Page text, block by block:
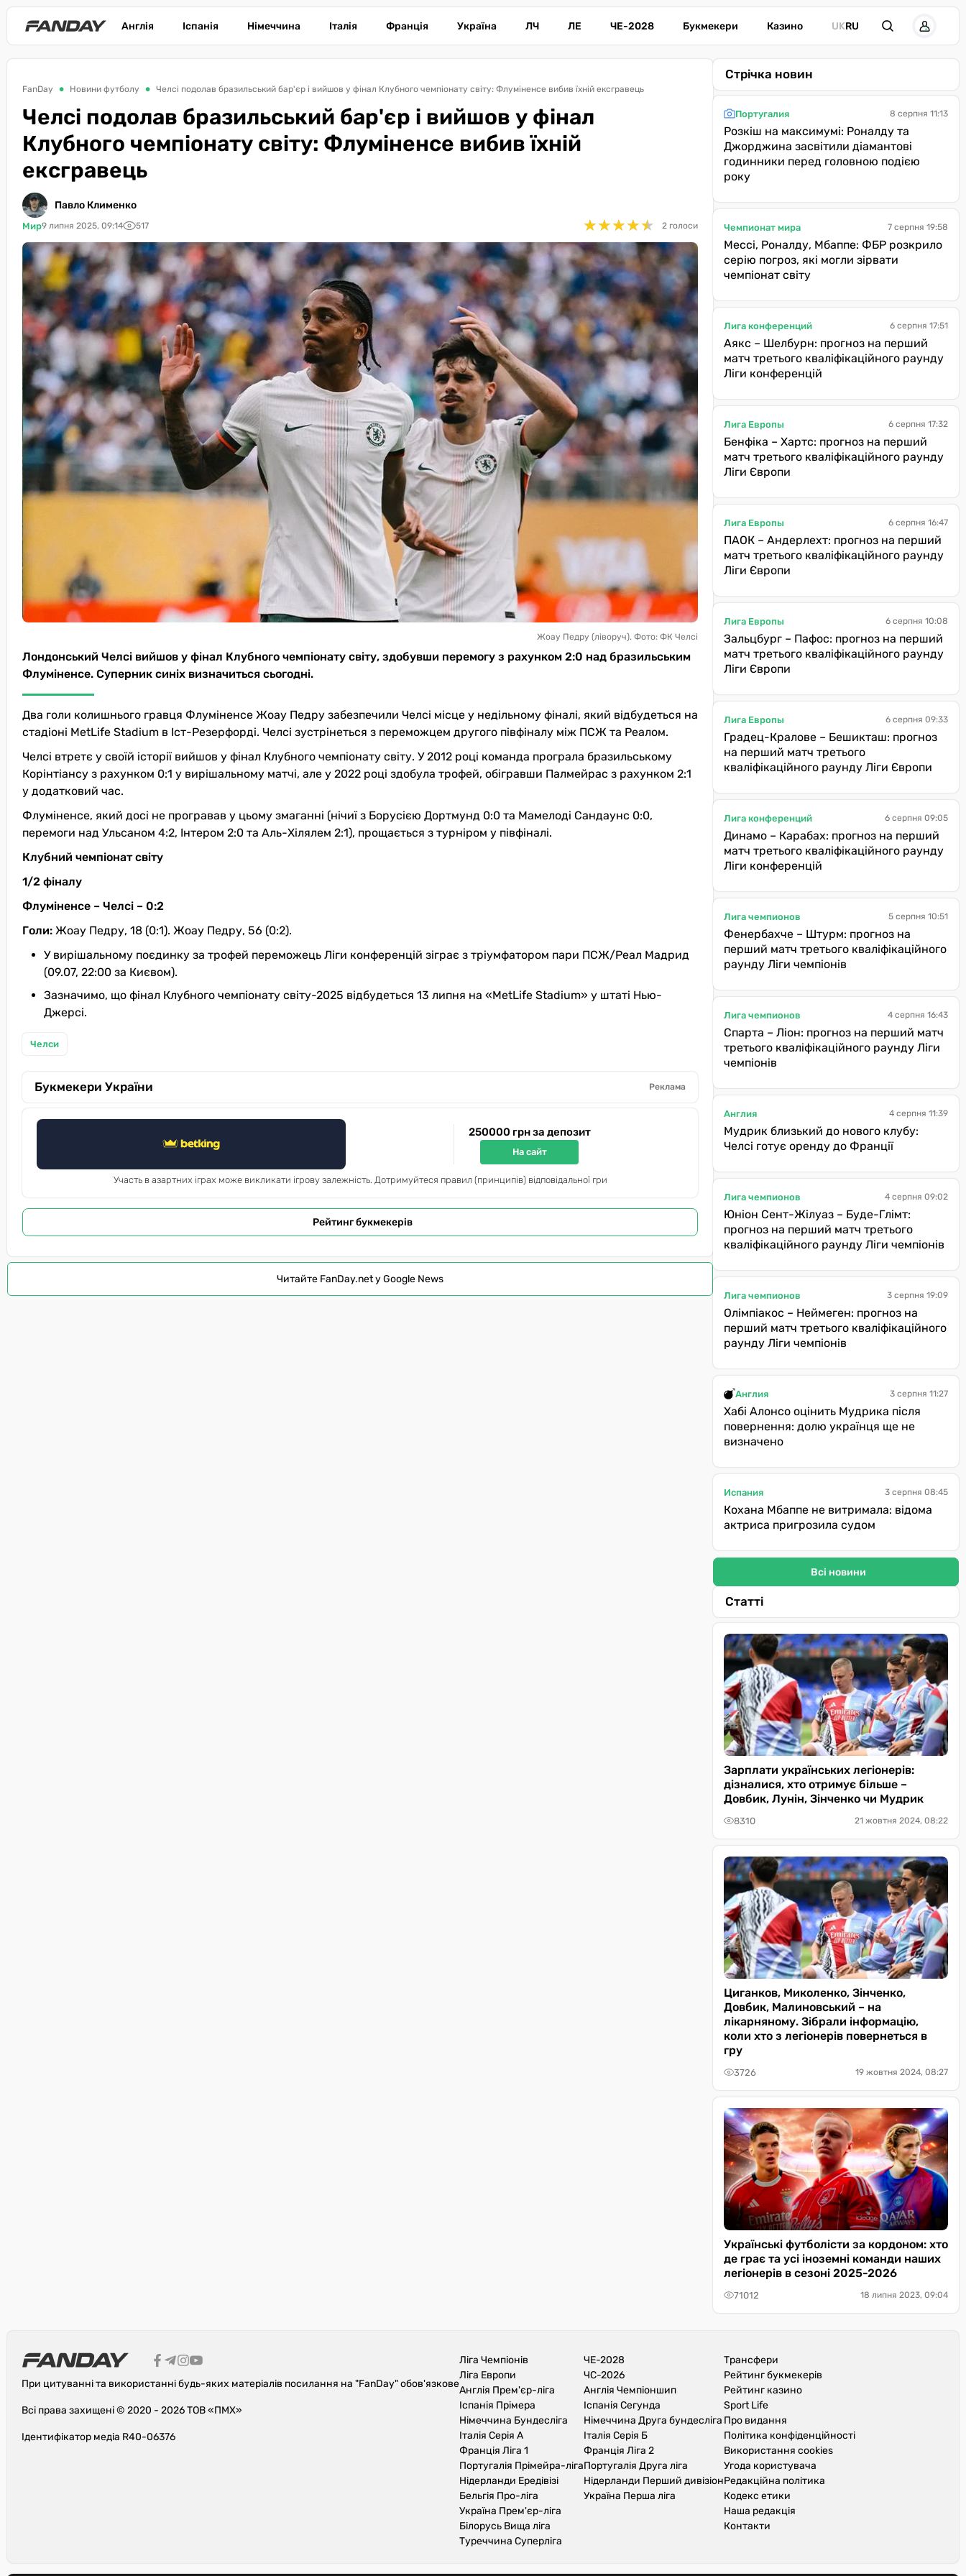
Англія Іспанія Німеччина Італія Франція Україна ЛЧ ЛЕ ЧЕ-2028 Букмекери Казино UKRU
FanDay Новини футболу Челсі подолав бразильський бар'єр і вийшов у фінал Клубного чемпіонату світу: Флуміненсе вибив їхній ексгравець
Челсі подолав бразильський бар'єр і вийшов у фінал
Клубного чемпіонату світу: Флуміненсе вибив їхній
ексгравець
Павло Клименко
Мир9 липня 2025, 09:14 517 ★★★★★
★★★★★ 2 голоси
Жоау Педру (ліворуч). Фото: ФК Челсі
Лондонський Челсі вийшов у фінал Клубного чемпіонату світу, здобувши перемогу з рахунком 2:0 над бразильським
Флуміненсе. Суперник синіх визначиться сьогодні.
Два голи колишнього гравця Флуміненсе Жоау Педру забезпечили Челсі місце у недільному фіналі, який відбудеться на
стадіоні MetLife Stadium в Іст-Резерфорді. Челсі зустрінеться з переможцем другого півфіналу між ПСЖ та Реалом.
Челсі втретє у своїй історії вийшов у фінал Клубного чемпіонату світу. У 2012 році команда програла бразильському
Корінтіансу з рахунком 0:1 у вирішальному матчі, але у 2022 році здобула трофей, обігравши Палмейрас з рахунком 2:1
у додатковий час.
Флуміненсе, який досі не програвав у цьому змаганні (нічиї з Борусією Дортмунд 0:0 та Мамелоді Сандаунс 0:0,
перемоги над Ульсаном 4:2, Інтером 2:0 та Аль-Хілялем 2:1), прощається з турніром у півфіналі.
Клубний чемпіонат світу
1/2 фіналу
Флуміненсе – Челсі – 0:2
Голи: Жоау Педру, 18 (0:1). Жоау Педру, 56 (0:2).
У вирішальному поєдинку за трофей переможець Ліги конференцій зіграє з тріумфатором пари ПСЖ/Реал Мадрид
(09.07, 22:00 за Києвом).
Зазначимо, що фінал Клубного чемпіонату світу-2025 відбудеться 13 липня на «MetLife Stadium» у штаті Нью-
Джерсі.
Челси
Букмекери України Реклама
250000 грн за депозит
На сайт
Участь в азартних іграх може викликати ігрову залежність. Дотримуйтеся правил (принципів) відповідальної гри
Рейтинг букмекерів
Читайте FanDay.net у Google News
Стрічка новин
Португалия 8 серпня 11:13
Розкіш на максимумі: Роналду та
Джорджина засвітили діамантові
годинники перед головною подією
року
Чемпионат мира 7 серпня 19:58
Мессі, Роналду, Мбаппе: ФБР розкрило
серію погроз, які могли зірвати
чемпіонат світу
Лига конференций 6 серпня 17:51
Аякс – Шелбурн: прогноз на перший
матч третього кваліфікаційного раунду
Ліги конференцій
Лига Европы 6 серпня 17:32
Бенфіка – Хартс: прогноз на перший
матч третього кваліфікаційного раунду
Ліги Європи
Лига Европы 6 серпня 16:47
ПАОК – Андерлехт: прогноз на перший
матч третього кваліфікаційного раунду
Ліги Європи
Лига Европы 6 серпня 10:08
Зальцбург – Пафос: прогноз на перший
матч третього кваліфікаційного раунду
Ліги Європи
Лига Европы 6 серпня 09:33
Градец-Кралове – Бешикташ: прогноз
на перший матч третього
кваліфікаційного раунду Ліги Європи
Лига конференций 6 серпня 09:05
Динамо – Карабах: прогноз на перший
матч третього кваліфікаційного раунду
Ліги конференцій
Лига чемпионов 5 серпня 10:51
Фенербахче – Штурм: прогноз на
перший матч третього кваліфікаційного
раунду Ліги чемпіонів
Лига чемпионов 4 серпня 16:43
Спарта – Ліон: прогноз на перший матч
третього кваліфікаційного раунду Ліги
чемпіонів
Англия 4 серпня 11:39
Мудрик близький до нового клубу:
Челсі готує оренду до Франції
Лига чемпионов 4 серпня 09:02
Юніон Сент-Жілуаз – Буде-Глімт:
прогноз на перший матч третього
кваліфікаційного раунду Ліги чемпіонів
Лига чемпионов 3 серпня 19:09
Олімпіакос – Неймеген: прогноз на
перший матч третього кваліфікаційного
раунду Ліги чемпіонів
Англия 3 серпня 11:27
Хабі Алонсо оцінить Мудрика після
повернення: долю українця ще не
визначено
Испания 3 серпня 08:45
Кохана Мбаппе не витримала: відома
актриса пригрозила судом
Всі новини
Статті
Зарплати українських легіонерів:
дізналися, хто отримує більше –
Довбик, Лунін, Зінченко чи Мудрик
8310 21 жовтня 2024, 08:22
Циганков, Миколенко, Зінченко,
Довбик, Малиновський – на
лікарняному. Зібрали інформацію,
коли хто з легіонерів повернеться в
гру
3726 19 жовтня 2024, 08:27
Українські футболісти за кордоном: хто
де грає та усі іноземні команди наших
легіонерів в сезоні 2025-2026
71012 18 липня 2023, 09:04
При цитуванні та використанні будь-яких матеріалів посилання на "FanDay" обов'язкове
Всі права захищені © 2020 - 2026 ТОВ «ПМХ»
Ідентифікатор медіа R40-06376
Ліга Чемпіонів
Ліга Европи
Англія Прем'єр-ліга
Іспанія Прімера
Німеччина Бундесліга
Італія Серія А
Франція Ліга 1
Португалія Прімейра-ліга
Нідерланди Ередівізі
Бельгія Про-ліга
Україна Прем'єр-ліга
Білорусь Вища ліга
Туреччина Суперліга
ЧЕ-2028
ЧС-2026
Англія Чемпіоншип
Іспанія Сегунда
Німеччина Друга бундесліга
Італія Серія Б
Франція Ліга 2
Португалія Друга ліга
Нідерланди Перший дивізіон
Україна Перша ліга
Трансфери
Рейтинг букмекерів
Рейтинг казино
Sport Life
Про видання
Політика конфіденційності
Використання cookies
Угода користувача
Редакційна політика
Кодекс етики
Наша редакція
Контакти